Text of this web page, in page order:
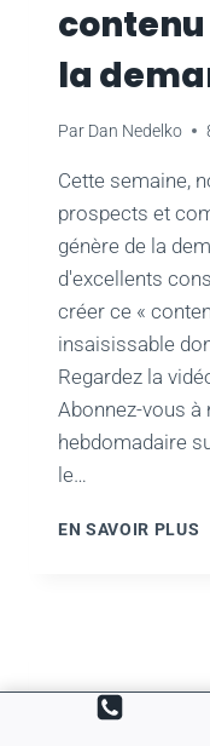
la
Par Dan Nedelko
Cette semaine,
prospects et
génère de la
d'excellents
créer ce «
insaisissable
Regardez la
Abonnez-vous
hebdomadaire
le…
EN SAVOIR PLUS